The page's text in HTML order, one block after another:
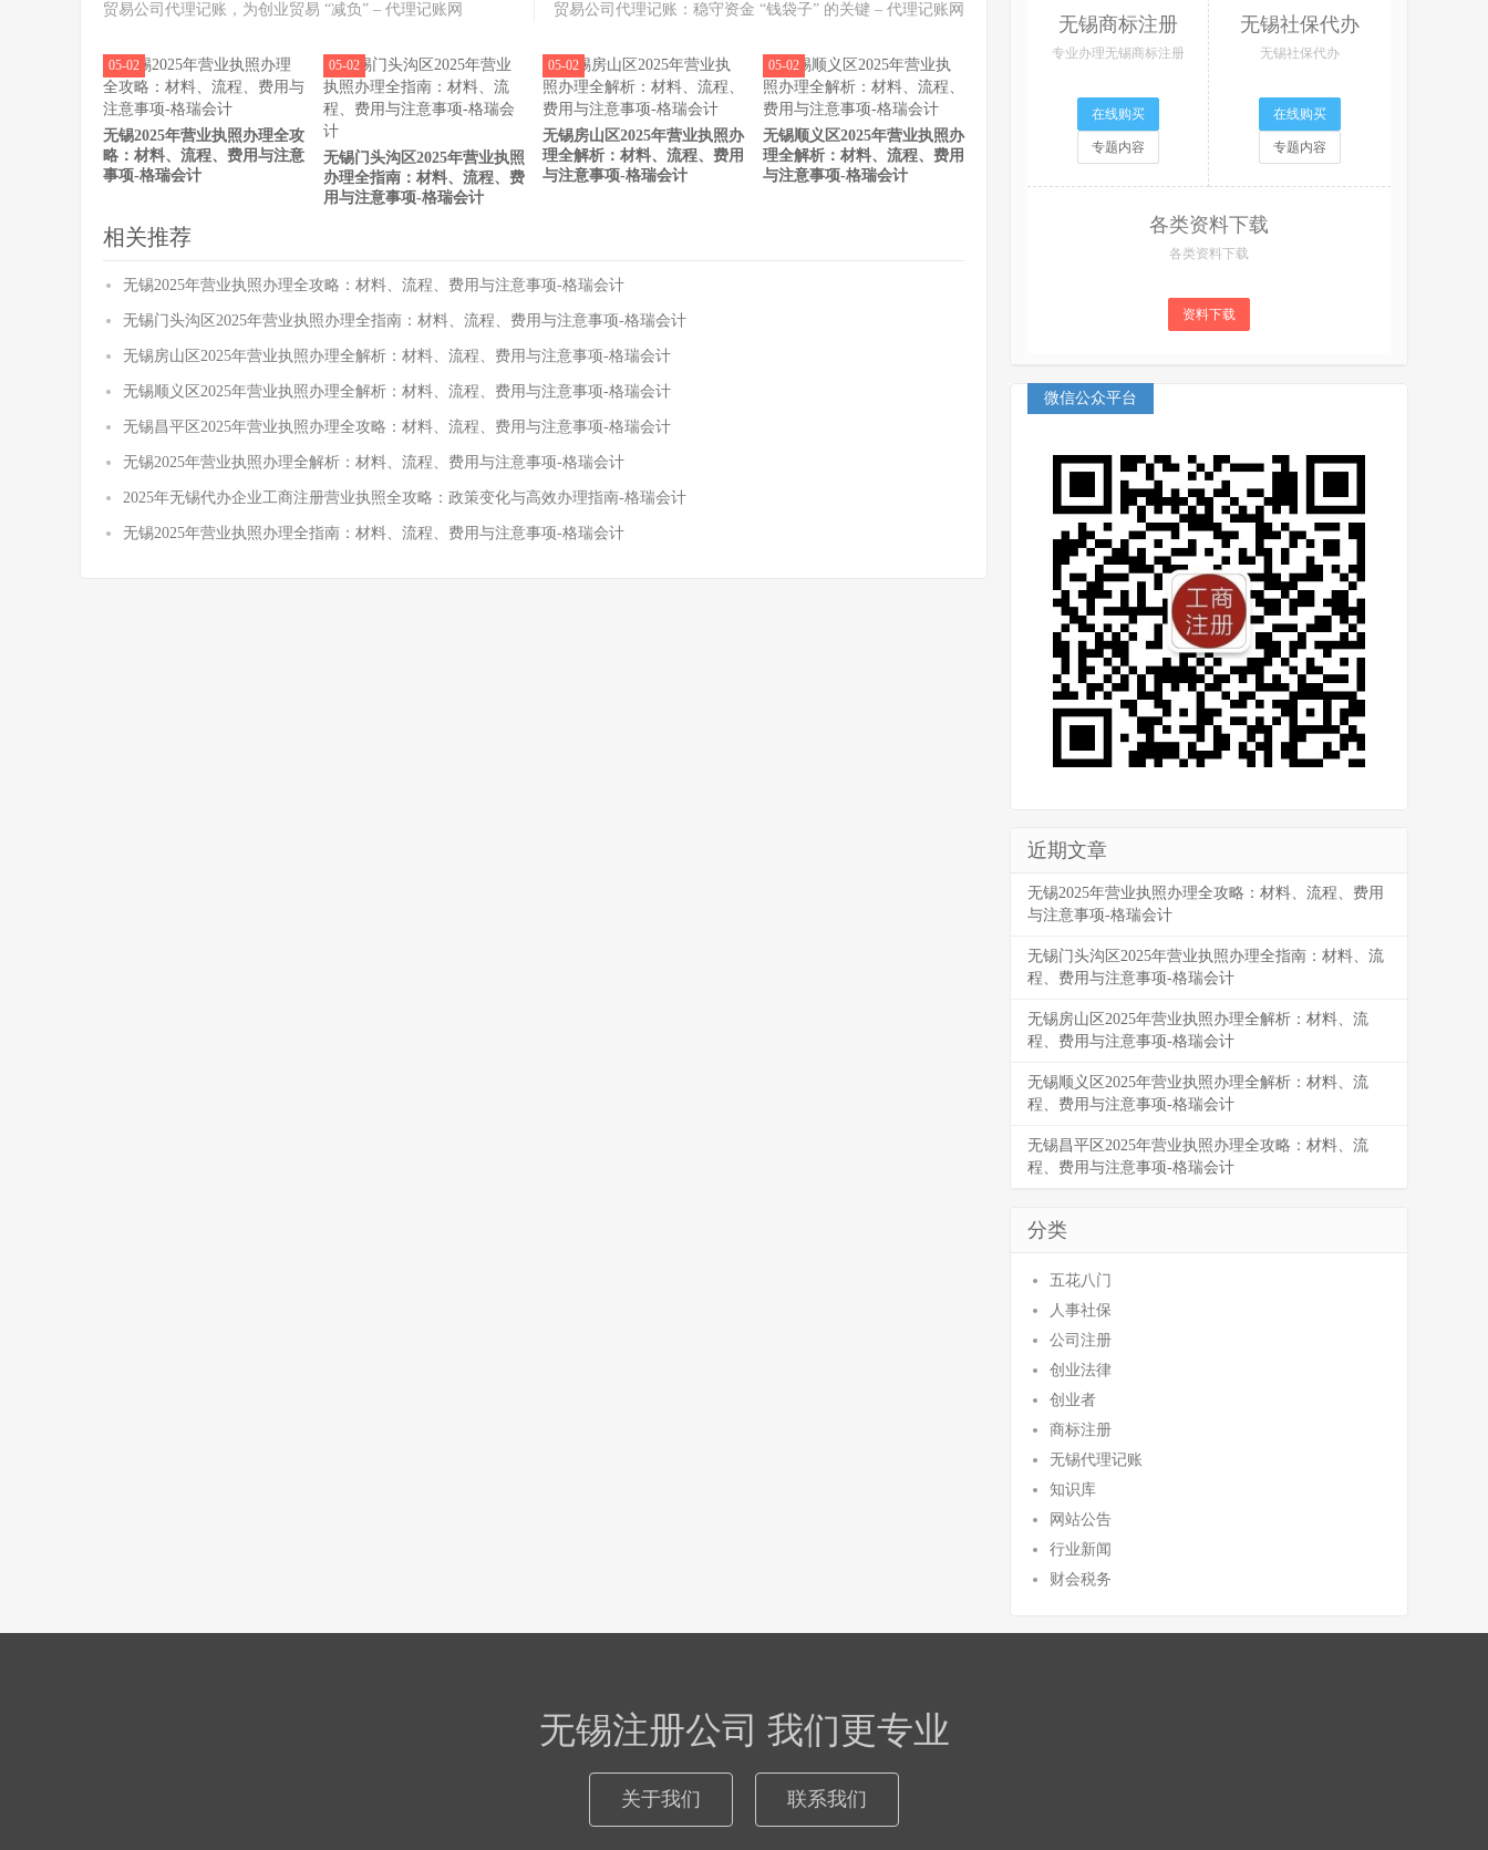
贸易公司代理记账，为创业贸易 “减负” – 代理记账网
贸易公司代理记账：稳守资金 “钱袋子” 的关键 – 代理记账网
无锡2025年营业执照办理全攻
略：材料、流程、费用与注意
事项-格瑞会计
05-02
无锡门头沟区2025年营业执照
办理全指南：材料、流程、费
用与注意事项-格瑞会计
05-02
无锡房山区2025年营业执照办
理全解析：材料、流程、费用
与注意事项-格瑞会计
05-02
无锡顺义区2025年营业执照办
理全解析：材料、流程、费用
与注意事项-格瑞会计
05-02
相关推荐
无锡2025年营业执照办理全攻略：材料、流程、费用与注意事项-格瑞会计
无锡门头沟区2025年营业执照办理全指南：材料、流程、费用与注意事项-格瑞会计
无锡房山区2025年营业执照办理全解析：材料、流程、费用与注意事项-格瑞会计
无锡顺义区2025年营业执照办理全解析：材料、流程、费用与注意事项-格瑞会计
无锡昌平区2025年营业执照办理全攻略：材料、流程、费用与注意事项-格瑞会计
无锡2025年营业执照办理全解析：材料、流程、费用与注意事项-格瑞会计
2025年无锡代办企业工商注册营业执照全攻略：政策变化与高效办理指南-格瑞会计
无锡2025年营业执照办理全指南：材料、流程、费用与注意事项-格瑞会计
无锡商标注册
专业办理无锡商标注册
在线购买
专题内容
无锡社保代办
无锡社保代办
在线购买
专题内容
各类资料下载
各类资料下载
资料下载
微信公众平台
近期文章
无锡2025年营业执照办理全攻略：材料、流程、费用
与注意事项-格瑞会计
无锡门头沟区2025年营业执照办理全指南：材料、流
程、费用与注意事项-格瑞会计
无锡房山区2025年营业执照办理全解析：材料、流
程、费用与注意事项-格瑞会计
无锡顺义区2025年营业执照办理全解析：材料、流
程、费用与注意事项-格瑞会计
无锡昌平区2025年营业执照办理全攻略：材料、流
程、费用与注意事项-格瑞会计
分类
五花八门
人事社保
公司注册
创业法律
创业者
商标注册
无锡代理记账
知识库
网站公告
行业新闻
财会税务
无锡注册公司 我们更专业
关于我们 联系我们